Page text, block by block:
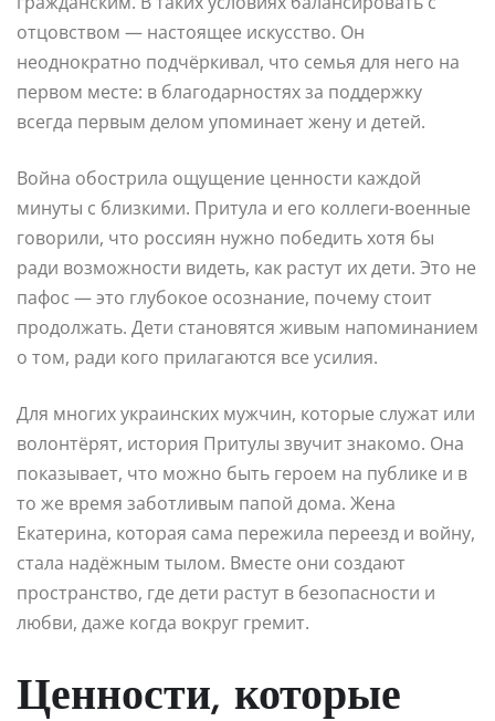
отцовством — настоящее искусство. Он
неоднократно подчёркивал, что семья для него на
первом месте: в благодарностях за поддержку
всегда первым делом упоминает жену и детей.
Война обострила ощущение ценности каждой
минуты с близкими. Притула и его коллеги-военные
говорили, что россиян нужно победить хотя бы
ради возможности видеть, как растут их дети. Это не
пафос — это глубокое осознание, почему стоит
продолжать. Дети становятся живым напоминанием
о том, ради кого прилагаются все усилия.
Для многих украинских мужчин, которые служат или
волонтёрят, история Притулы звучит знакомо. Она
показывает, что можно быть героем на публике и в
то же время заботливым папой дома. Жена
Екатерина, которая сама пережила переезд и войну,
стала надёжным тылом. Вместе они создают
пространство, где дети растут в безопасности и
любви, даже когда вокруг гремит.
Ценности, которые